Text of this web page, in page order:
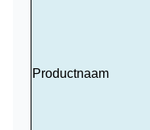
Productnaam